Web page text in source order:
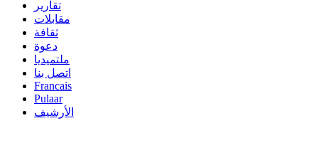
تقارير
مقابلات
ثقافة
دعوة
ملتميديا
اتصل بنا
Francais
Pulaar
الأرشيف